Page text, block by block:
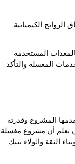
الكيميائية
المستخدمة
المغسلة والتأكد
المشروع وقدرته
تعلم أن مشروع مغسلة
الثقة والولاء بينك